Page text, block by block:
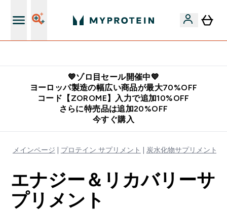
💙ゾロ目セール開催中💙
ヨーロッパ製造の幅広い商品が最大70%OFF
コード【ZOROME】入力で追加10%OFF
さらに特売品は追加20%OFF
今すぐ購入
メインページ プロテイン サプリメント 炭水化物サプリメント
エナジー＆リカバリーサ
プリメント